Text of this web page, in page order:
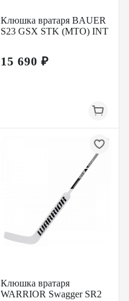
Клюшка вратаря BAUER
S23 GSX STK (MTO) INT
15 690 ₽
Клюшка вратаря
WARRIOR Swagger SR2